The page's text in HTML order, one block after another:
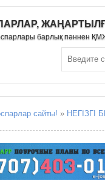
барлық пәннен
сайты! » НЕГІЗГІ